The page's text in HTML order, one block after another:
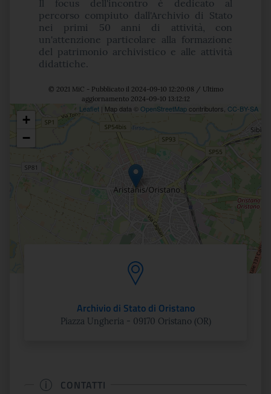
Il focus dell'incontro è dedicato al
percorso compiuto dall'Archivio di Stato
nei primi 50 anni di attività, con
un'attenzione particolare alla formazione
del patrimonio archivistico e alle attività
didattiche.
© 2021 MiC - Pubblicato il 2024-09-10 12:20:08 / Ultimo
aggiornamento 2024-09-10 13:12:12
Posizione
+
−
Leaflet | Map data © OpenStreetMapcontributors, CC-BY-SA
Archivio di Stato di Oristano
Piazza Ungheria - 09170 Oristano (OR)
CONTATTI